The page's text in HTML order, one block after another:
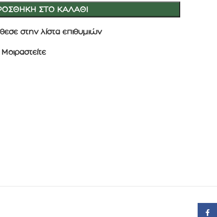
ΣΤΟ ΚΑΛΆΘΙ
στην λίστα επιθυμιών
Μοιραστείτε